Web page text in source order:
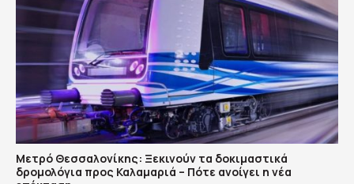
Μετρό Θεσσαλονίκης: Ξεκινούν τα δοκιμαστικά
δρομολόγια προς Καλαμαριά – Πότε ανοίγει η νέα